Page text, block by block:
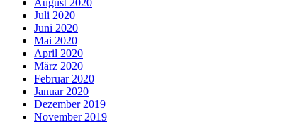
Juli 2020
Juni 2020
Mai 2020
April 2020
März 2020
Februar 2020
Januar 2020
Dezember 2019
November 2019